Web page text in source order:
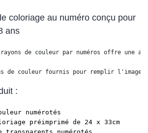
coloriage au numéro conçu pour
ans
de couleur par numéros offre
de couleur fournis pour remplir l'image
:
numérotés
préimprimé de 24 x 33cm